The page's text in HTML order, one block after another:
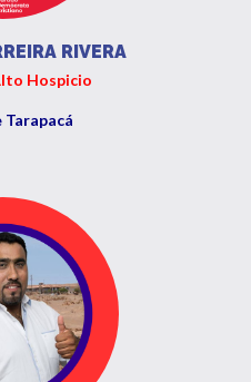
RIVERA
Hospicio
Tarapacá